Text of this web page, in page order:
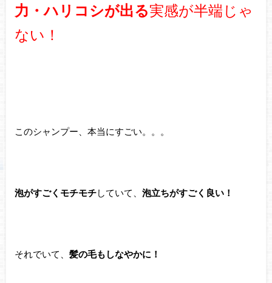
力・ハリコシが出る実感が半端じゃ
ない！
このシャンプー、本当にすごい。。。
泡がすごくモチモチしていて、 泡立ちがすごく良い！
それでいて、 髪の毛もしなやかに！